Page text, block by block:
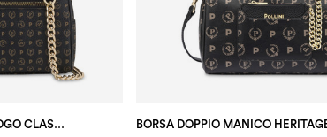
BOWLING BAG HERITAGE LOGO CLASSIC NERO/NERO